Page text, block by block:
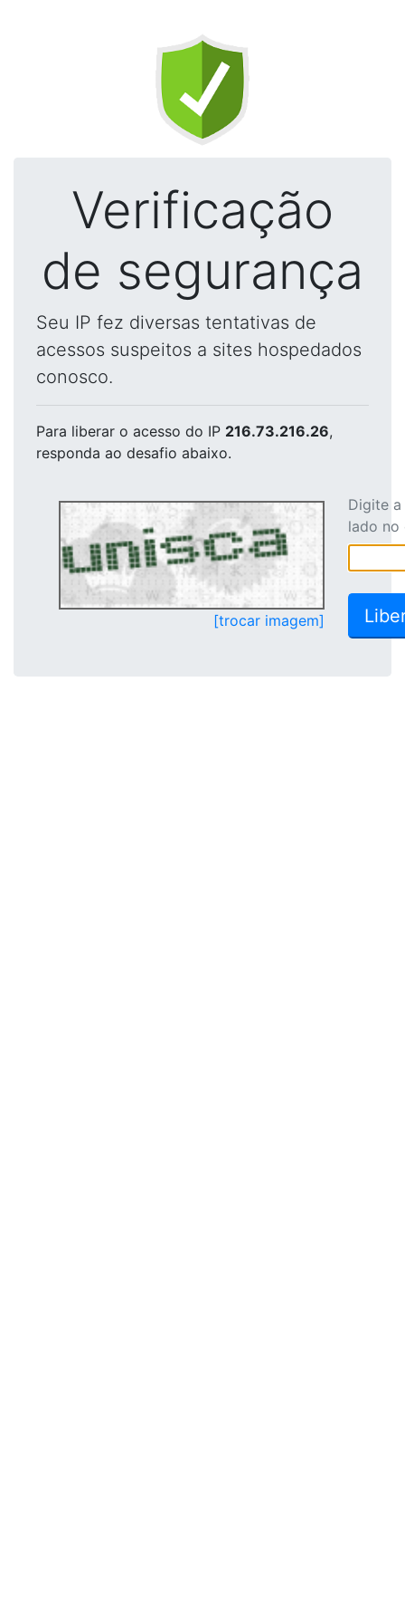
Verificação
de segurança
Seu IP fez diversas tentativas de
acessos suspeitos a sites hospedados
conosco.
Para liberar o acesso do IP 216.73.216.26,
responda ao desafio abaixo.
[trocar imagem]
Digite
lado no